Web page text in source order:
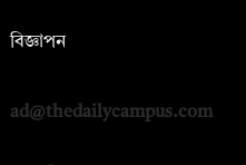
বিজ্ঞাপন
ad@thedailycampus.com